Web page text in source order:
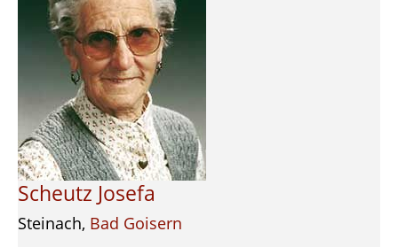
Scheutz Josefa
Steinach, Bad Goisern